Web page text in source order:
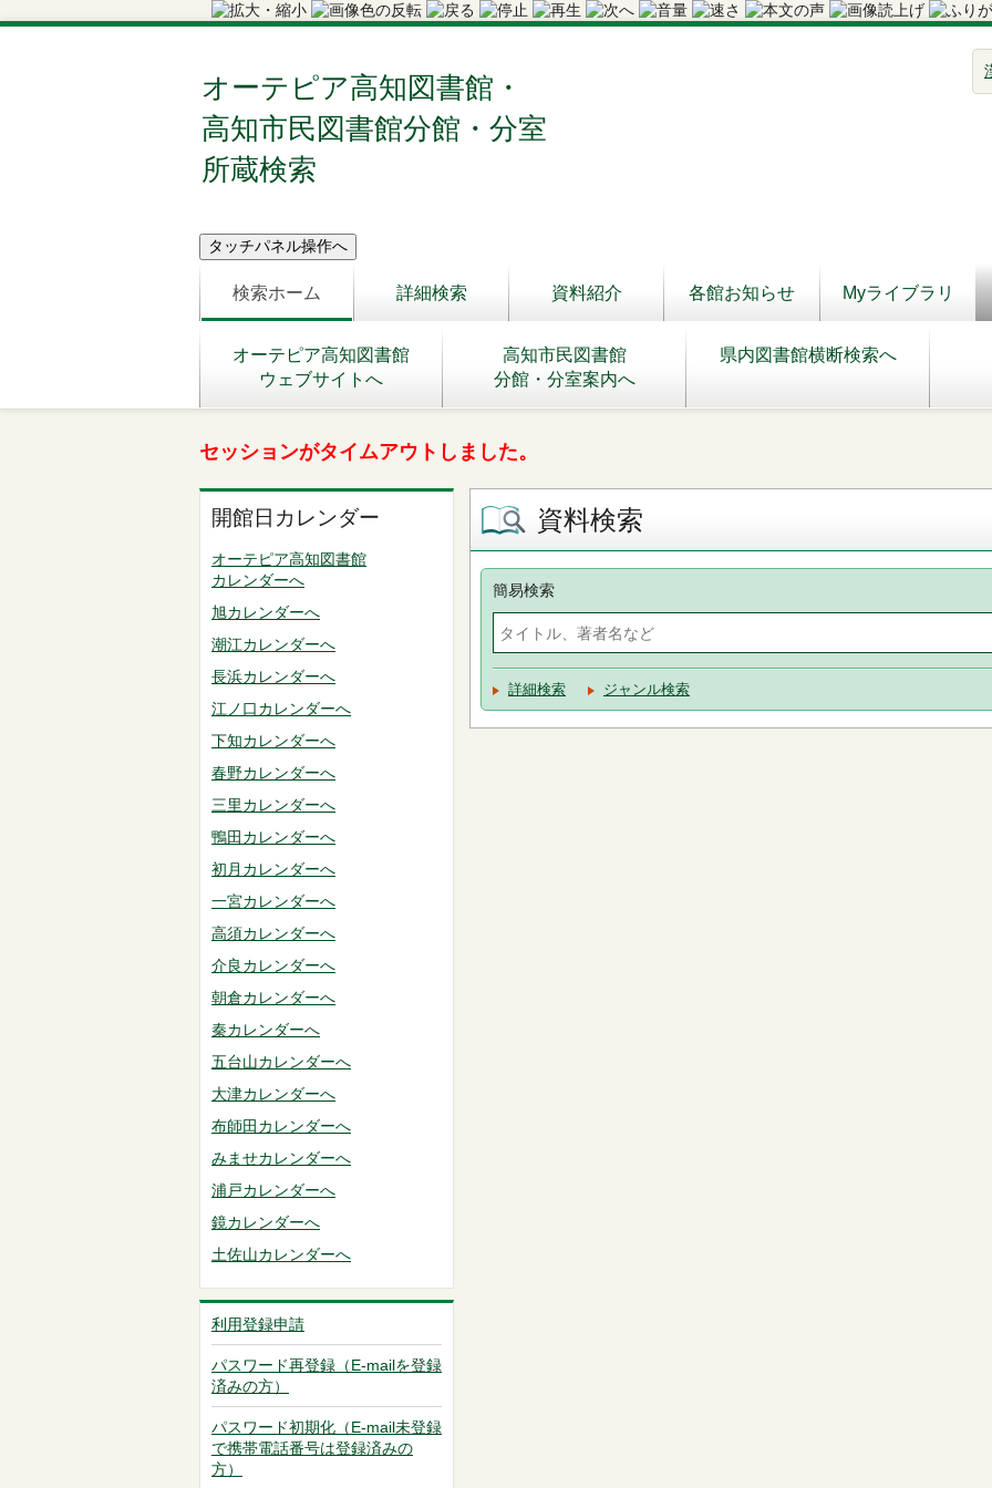
オーテピア高知図書館・
高知市民図書館分館・分室
所蔵検索
検索ホーム 詳細検索 資料紹介 各館お知らせ Myライブラリ
オーテピア高知図書館
ウェブサイトへ
高知市民図書館
分館・分室案内へ
県内図書館横断検索へ
セッションがタイムアウトしました。
開館日カレンダー
オーテピア高知図書館
カレンダーへ
旭カレンダーへ
潮江カレンダーへ
長浜カレンダーへ
江ノ口カレンダーへ
下知カレンダーへ
春野カレンダーへ
三里カレンダーへ
鴨田カレンダーへ
初月カレンダーへ
一宮カレンダーへ
高須カレンダーへ
介良カレンダーへ
朝倉カレンダーへ
秦カレンダーへ
五台山カレンダーへ
大津カレンダーへ
布師田カレンダーへ
みませカレンダーへ
浦戸カレンダーへ
鏡カレンダーへ
土佐山カレンダーへ
利用登録申請
パスワード再登録（E-mailを登録
済みの方）
パスワード初期化（E-mail未登録
で携帯電話番号は登録済みの
方）
資料検索
簡易検索
詳細検索 ジャンル検索